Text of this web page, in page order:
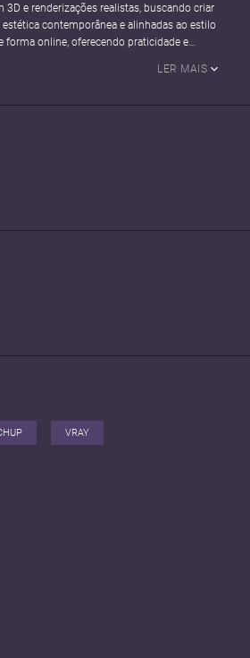
e renderizações realistas, buscando criar
contemporânea e alinhadas ao estilo
forma online, oferecendo praticidade e
LER MAIS
VRAY